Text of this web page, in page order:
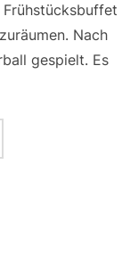
Nach
gespielt. Es
5, FREITAG,